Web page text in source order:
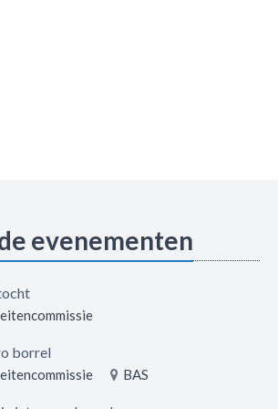
evenementen
borrel
BAS